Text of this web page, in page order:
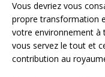
Vous devriez vous
propre transformation
votre environnement à
vous servez le tout et
contribution au